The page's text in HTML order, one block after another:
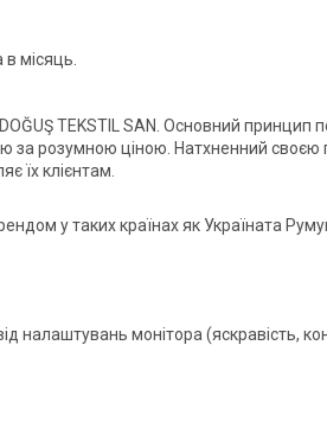
місяць.
TEKSTIL SAN. Основний принцип
за розумною ціною. Натхненний своєю
їх клієнтам.
у таких країнах як Україната
налаштувань монітора (яскравість,